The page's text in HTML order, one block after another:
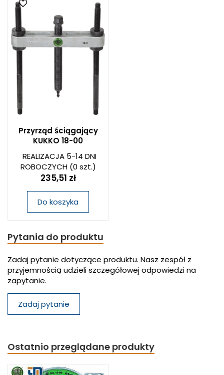
Przyrząd ściągający
KUKKO 18-00
REALIZACJA 5-14 DNI
ROBOCZYCH(0 szt.)
235,51 zł
Do koszyka
Pytania do produktu
Zadaj pytanie dotyczące produktu. Nasz zespół z
przyjemnością udzieli szczegółowej odpowiedzi na
zapytanie.
Zadaj pytanie
Ostatnio przeglądane produkty